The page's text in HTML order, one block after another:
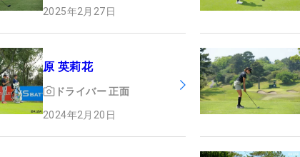
2025年2月27日
原 英莉花
ドライバー 正面
2024年2月20日